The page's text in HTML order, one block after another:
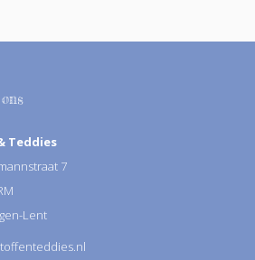
Teddies
7
Lent